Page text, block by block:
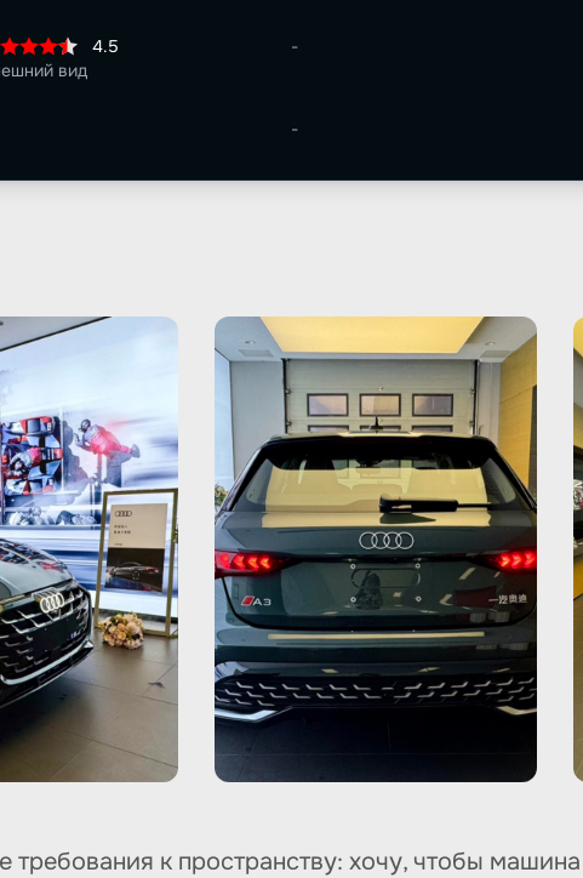
4.5
вид
-
-
требования к пространству: хочу, чтобы